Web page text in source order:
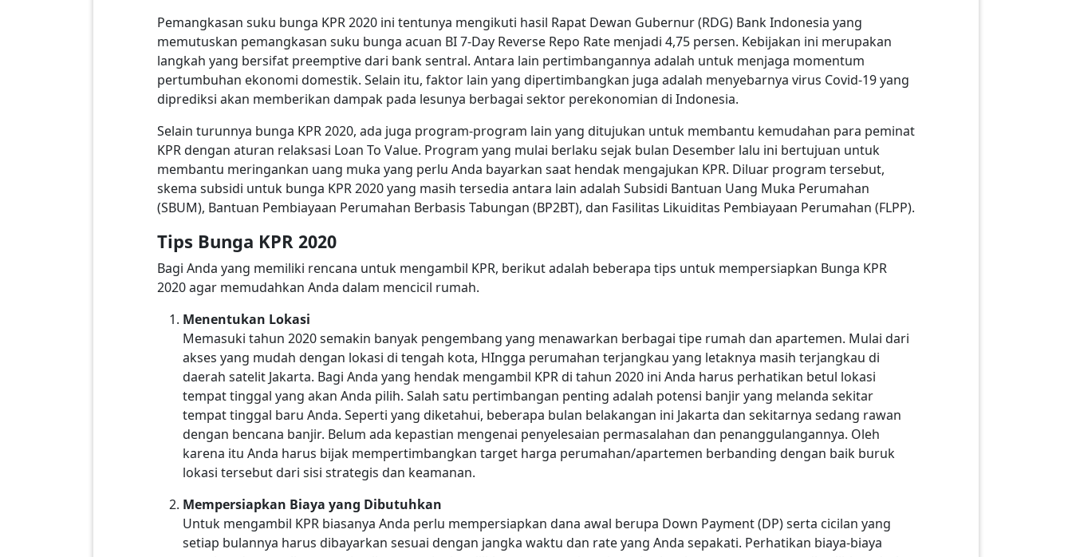
Pemangkasan suku bunga KPR 2020 ini tentunya mengikuti hasil Rapat Dewan Gubernur (RDG) Bank Indonesia yang
memutuskan pemangkasan suku bunga acuan BI 7-Day Reverse Repo Rate menjadi 4,75 persen. Kebijakan ini merupakan
langkah yang bersifat preemptive dari bank sentral. Antara lain pertimbangannya adalah untuk menjaga momentum
pertumbuhan ekonomi domestik. Selain itu, faktor lain yang dipertimbangkan juga adalah menyebarnya virus Covid-19 yang
diprediksi akan memberikan dampak pada lesunya berbagai sektor perekonomian di Indonesia.
Selain turunnya bunga KPR 2020, ada juga program-program lain yang ditujukan untuk membantu kemudahan para peminat
KPR dengan aturan relaksasi Loan To Value. Program yang mulai berlaku sejak bulan Desember lalu ini bertujuan untuk
membantu meringankan uang muka yang perlu Anda bayarkan saat hendak mengajukan KPR. Diluar program tersebut,
skema subsidi untuk bunga KPR 2020 yang masih tersedia antara lain adalah Subsidi Bantuan Uang Muka Perumahan
(SBUM), Bantuan Pembiayaan Perumahan Berbasis Tabungan (BP2BT), dan Fasilitas Likuiditas Pembiayaan Perumahan (FLPP).
Tips Bunga KPR 2020
Bagi Anda yang memiliki rencana untuk mengambil KPR, berikut adalah beberapa tips untuk mempersiapkan Bunga KPR
2020 agar memudahkan Anda dalam mencicil rumah.
Menentukan Lokasi
Memasuki tahun 2020 semakin banyak pengembang yang menawarkan berbagai tipe rumah dan apartemen. Mulai dari
akses yang mudah dengan lokasi di tengah kota, HIngga perumahan terjangkau yang letaknya masih terjangkau di
daerah satelit Jakarta. Bagi Anda yang hendak mengambil KPR di tahun 2020 ini Anda harus perhatikan betul lokasi
tempat tinggal yang akan Anda pilih. Salah satu pertimbangan penting adalah potensi banjir yang melanda sekitar
tempat tinggal baru Anda. Seperti yang diketahui, beberapa bulan belakangan ini Jakarta dan sekitarnya sedang rawan
dengan bencana banjir. Belum ada kepastian mengenai penyelesaian permasalahan dan penanggulangannya. Oleh
karena itu Anda harus bijak mempertimbangkan target harga perumahan/apartemen berbanding dengan baik buruk
lokasi tersebut dari sisi strategis dan keamanan.
Mempersiapkan Biaya yang Dibutuhkan
Untuk mengambil KPR biasanya Anda perlu mempersiapkan dana awal berupa Down Payment (DP) serta cicilan yang
setiap bulannya harus dibayarkan sesuai dengan jangka waktu dan rate yang Anda sepakati. Perhatikan biaya-biaya